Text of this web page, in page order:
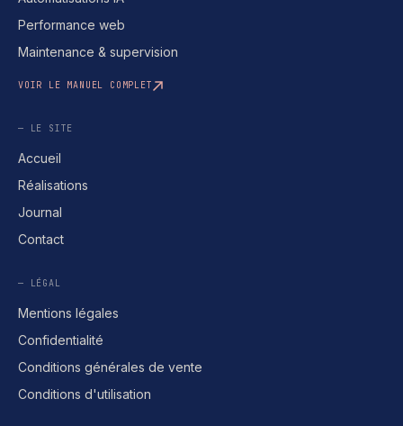
Performance web
Maintenance & supervision
VOIR LE MANUEL COMPLET
— LE SITE
Accueil
Réalisations
Journal
Contact
— LÉGAL
Mentions légales
Confidentialité
Conditions générales de vente
Conditions d'utilisation